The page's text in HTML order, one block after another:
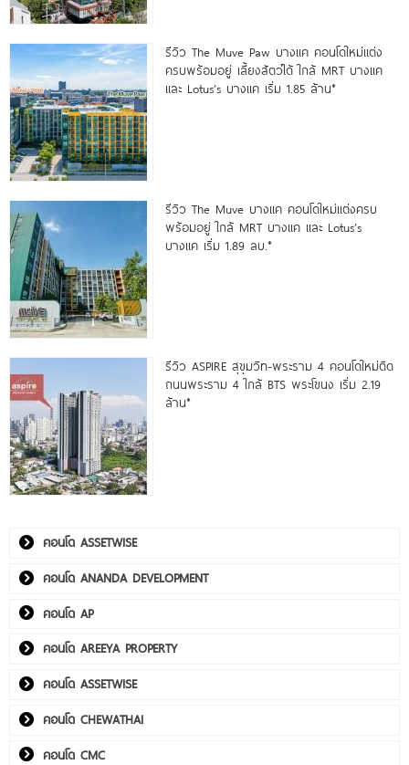
รีวิว The Muve Paw บางแค คอนโดใหม่แต่ง
ครบพร้อมอยู่ เลี้ยงสัตว์ได้ ใกล้ MRT บางแค
และ Lotus’s บางแค เริ่ม 1.85 ล้าน*
รีวิว The Muve บางแค คอนโดใหม่แต่งครบ
พร้อมอยู่ ใกล้ MRT บางแค และ Lotus’s
บางแค เริ่ม 1.89 ลบ.*
รีวิว ASPIRE สุขุมวิท-พระราม 4 คอนโดใหม่ติด
ถนนพระราม 4 ใกล้ BTS พระโขนง เริ่ม 2.19
ล้าน*
คอนโด ASSETWISE
คอนโด ANANDA DEVELOPMENT
คอนโด AP
คอนโด AREEYA PROPERTY
คอนโด ASSETWISE
คอนโด CHEWATHAI
คอนโด CMC